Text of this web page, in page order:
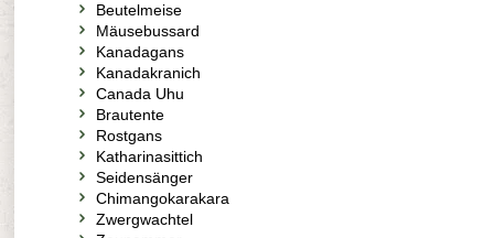
Beutelmeise
Mäusebussard
Kanadagans
Kanadakranich
Canada Uhu
Brautente
Rostgans
Katharinasittich
Seidensänger
Chimangokarakara
Zwergwachtel